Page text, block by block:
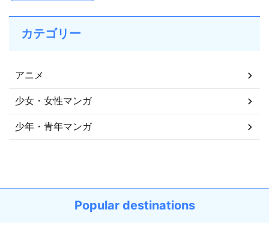
カテゴリー
アニメ
少女・女性マンガ
少年・青年マンガ
Popular destinations